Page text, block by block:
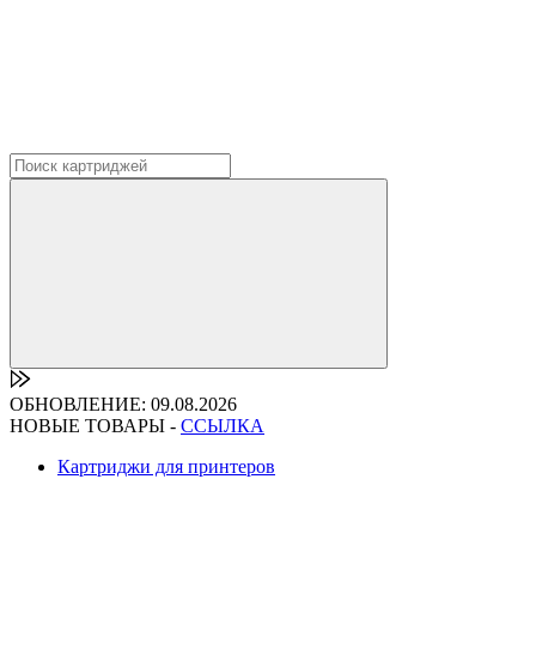
ОБНОВЛЕНИЕ: 09.08.2026
НОВЫЕ ТОВАРЫ - ССЫЛКА
Картриджи для принтеров